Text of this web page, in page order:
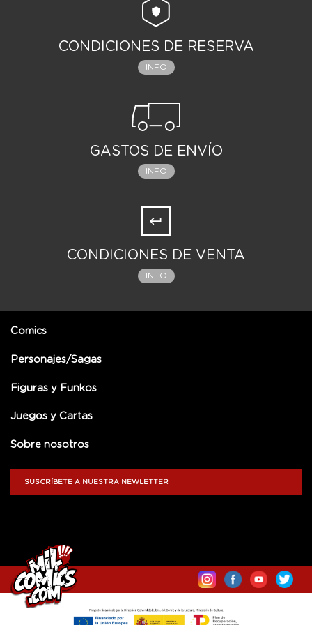
recientemente desarrollada con globos oculares
rodantes separados que muestran una semejanza
adicionales.CONDICIONES DE RESERVA
INFO
GASTOS DE ENVÍO
INFO
CONDICIONES DE VENTA
INFO
Comics
Personajes/Sagas
Figuras y Funkos
Juegos y Cartas
Sobre nosotros
SUSCRÍBETE A NUESTRA NEWLETTER